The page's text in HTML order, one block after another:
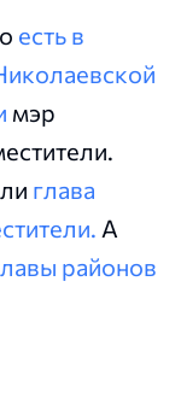
есть в
мэр
глава
А
районов